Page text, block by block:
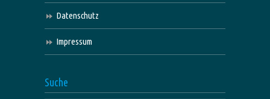
Datenschutz
Impressum
Suche